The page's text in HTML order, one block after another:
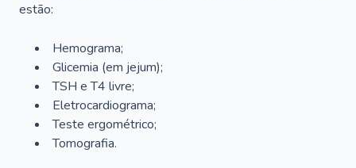
estão:
Hemograma;
Glicemia (em jejum);
TSH e T4 livre;
Eletrocardiograma;
Teste ergométrico;
Tomografia.